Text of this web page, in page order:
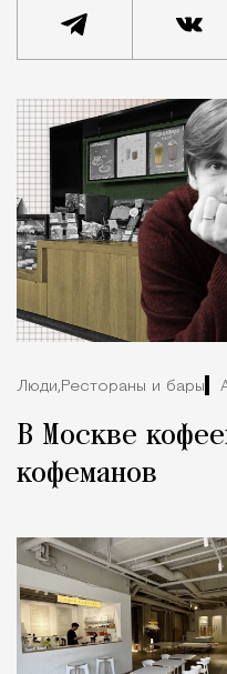
Люди, Рестораны и бары
В Москве
кофеманов